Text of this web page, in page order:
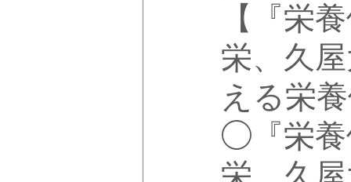
【『栄
栄、久
える栄
◯『栄養
栄、久